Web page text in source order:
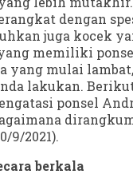
dengan
juga kocek
memiliki
yang mulai
lakukan.
ponsel
9/2021).
berkala